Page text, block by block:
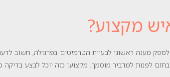
מקצוע?
מענה ראשוני לבעיית הטרמיטים בפרגולה, חשוב
לפנות למדביר מוסמך. מקצוען כזה יוכל לבצע בדיקה